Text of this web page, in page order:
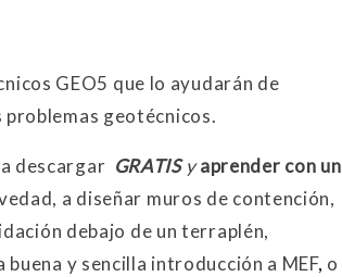
GEO5 que lo ayudarán de
geotécnicos.
descargar GRATISy aprender con un
a diseñar muros de contención,
debajo de un terraplén,
y sencilla introducción a MEF, o